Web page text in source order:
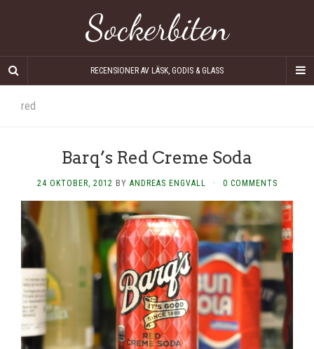
Sockerbiten
RECENSIONER AV LÄSK, GODIS & GLASS
red
Barq’s Red Creme Soda
24 OKTOBER, 2012 BY ANDREAS ENGVALL · 0 COMMENTS